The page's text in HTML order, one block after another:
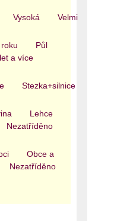
Vysoká
Velmi
Půl
a více
Stezka+silnice
Lehce
Nezatříděno
Obce a
Nezatříděno